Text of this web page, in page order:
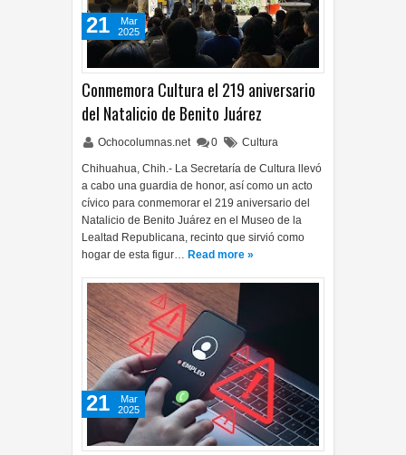
Conmemora Cultura el 219 aniversario
del Natalicio de Benito Juárez
Ochocolumnas.net 0 Cultura
Chihuahua, Chih.- La Secretaría de Cultura llevó
a cabo una guardia de honor, así como un acto
cívico para conmemorar el 219 aniversario del
Natalicio de Benito Juárez en el Museo de la
Lealtad Republicana, recinto que sirvió como
hogar de esta figur… Read more »
21
Mar
2025
21
Mar
2025